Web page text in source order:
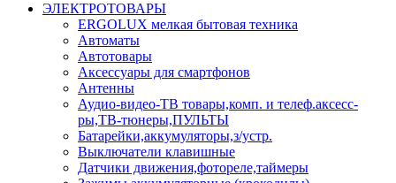
ЭЛЕКТРОТОВАРЫ
ERGOLUX мелкая бытовая техника
Автоматы
Автотовары
Аксессуары для смартфонов
Антенны
Аудио-видео-ТВ товары,комп. и телеф.аксесс-
ры,ТВ-тюнеры,ПУЛЬТЫ
Батарейки,аккумуляторы,з/устр.
Выключатели клавишные
Датчики движения,фотореле,таймеры